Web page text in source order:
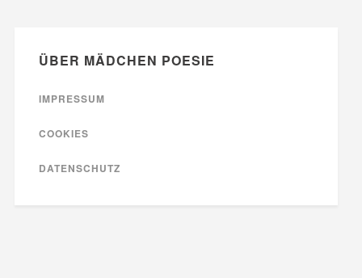
ÜBER MÄDCHEN POESIE
IMPRESSUM
COOKIES
DATENSCHUTZ